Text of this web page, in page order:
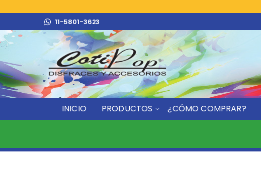
11-5801-3623
INICIO PRODUCTOS ¿CÓMO COMPRAR?